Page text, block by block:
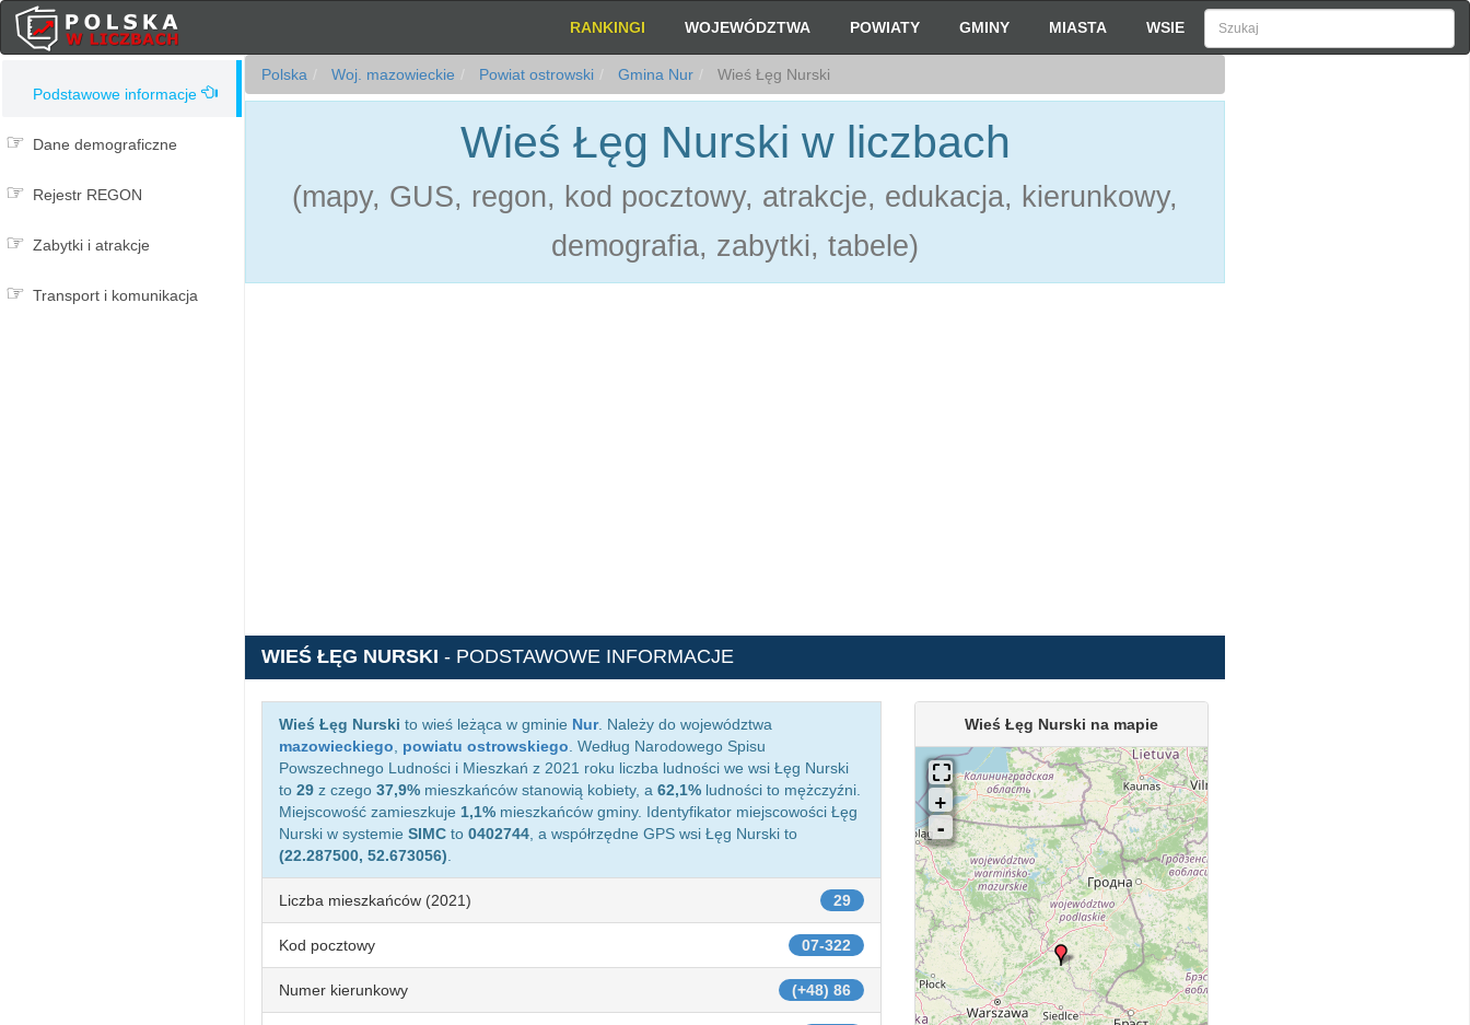
RANKINGI WOJEWÓDZTWA POWIATY GMINY MIASTA WSIE
Podstawowe informacje
Dane demograficzne
Rejestr REGON
Zabytki i atrakcje
Transport i komunikacja
Polska Woj. mazowieckie Powiat ostrowski Gmina Nur Wieś Łęg Nurski
Wieś Łęg Nurski w liczbach
(mapy, GUS, regon, kod pocztowy, atrakcje, edukacja, kierunkowy,
demografia, zabytki, tabele)
WIEŚ ŁĘG NURSKI - PODSTAWOWE INFORMACJE
Wieś Łęg Nurski to wieś leżąca w gminie Nur. Należy do województwa
mazowieckiego
powiatu ostrowskiego . Według Narodowego Spisu
Powszechnego Ludności i Mieszkań z 2021 roku liczba ludności we wsi Łęg Nurski
to 29 z czego 37,9% mieszkańców stanowią kobiety, a 62,1% ludności to mężczyźni.
Miejscowość zamieszkuje 1,1% mieszkańców gminy. Identyfikator miejscowości Łęg
Nurski w systemie SIMC to 0402744 , a współrzędne GPS wsi Łęg Nurski to
(22.287500, 52.673056)
29
Liczba mieszkańców (2021)
07-322
Kod pocztowy
(+48) 86
Numer kierunkowy
Wieś Łęg Nurski na mapie